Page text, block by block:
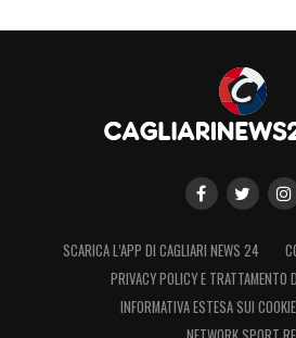
SCARICA L’APP DI CAGLIARI NEWS 24
PRIVACY POLICY E TRATTAMENTO
INFORMATIVA ESTESA SUI